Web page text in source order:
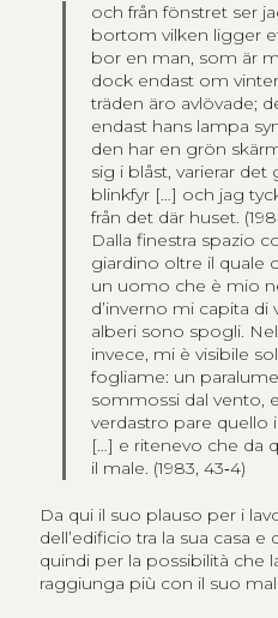
och från fönstret ser
bortom vilken ligger
bor en man, som är
dock endast om
träden äro avlövade;
endast hans lampa
den har en grön
sig i blåst, varierar
blinkfyr […] och jag
från det där huset.
Dalla finestra spazio
giardino oltre il quale
un uomo che è mio
d’inverno mi capita
alberi sono spogli.
invece, mi è visibile
fogliame: un
sommossi dal vento,
verdastro pare quello
[…] e ritenevo che da
il male. (1983, 43‑4)
Da qui il suo plauso per i
dell’edificio tra la sua casa e
quindi per la possibilità che
raggiunga più con il suo